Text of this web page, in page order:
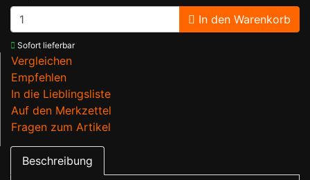
In den Warenkorb
Sofort lieferbar
Vergleichen
Empfehlen
In die Lieblingsliste
Auf den Merkzettel
Fragen zum Artikel
Beschreibung